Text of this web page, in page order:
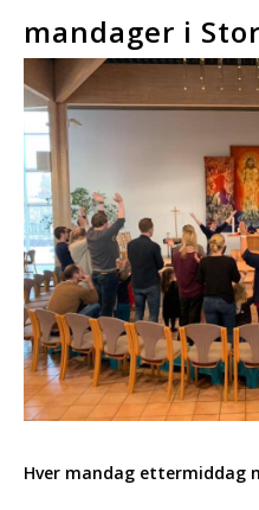
FRIVILLIGHET
DIAKONI
mandager i
Hver mandag ettermiddag